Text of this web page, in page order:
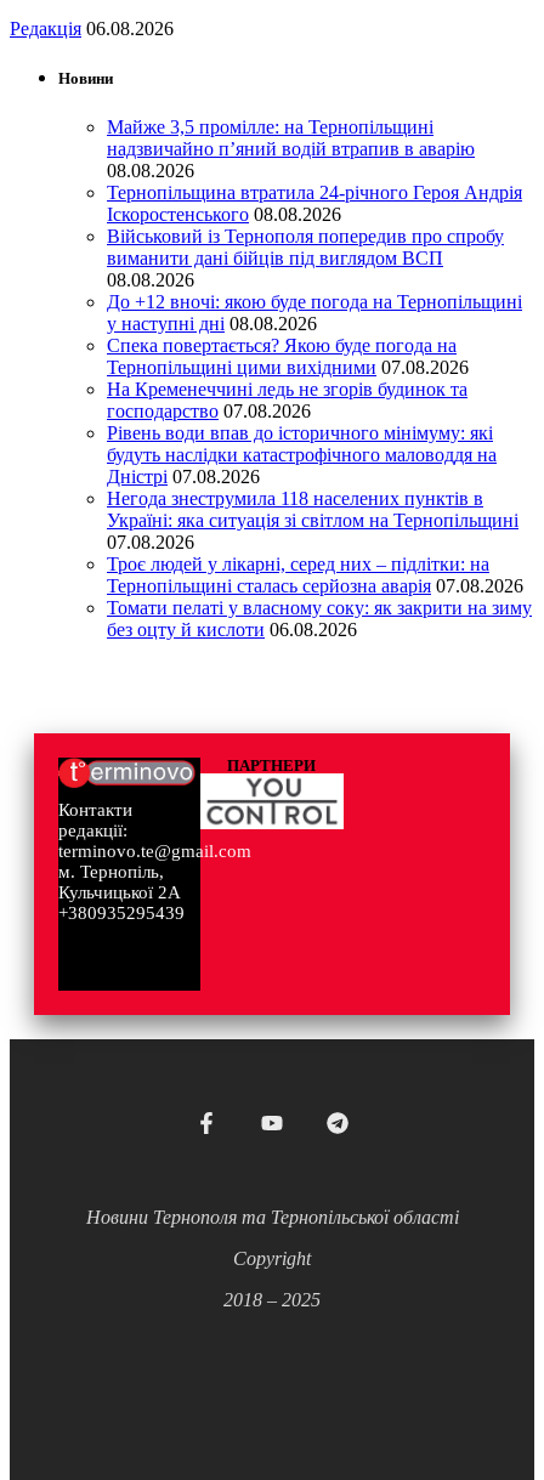
Редакція 06.08.2026
Новини
Майже 3,5 промілле: на Тернопільщині
надзвичайно п’яний водій втрапив в аварію
08.08.2026
Тернопільщина втратила 24-річного Героя Андрія
Іскоростенського 08.08.2026
Військовий із Тернополя попередив про спробу
виманити дані бійців під виглядом ВСП
08.08.2026
До +12 вночі: якою буде погода на Тернопільщині
у наступні дні 08.08.2026
Спека повертається? Якою буде погода на
Тернопільщині цими вихідними 07.08.2026
На Кременеччині ледь не згорів будинок та
господарство 07.08.2026
Рівень води впав до історичного мінімуму: які
будуть наслідки катастрофічного маловоддя на
Дністрі 07.08.2026
Негода знеструмила 118 населених пунктів в
Україні: яка ситуація зі світлом на Тернопільщині
07.08.2026
Троє людей у лікарні, серед них – підлітки: на
Тернопільщині сталась серйозна аварія 07.08.2026
Томати пелаті у власному соку: як закрити на зиму
без оцту й кислоти 06.08.2026
Контакти
редакції:
terminovo.te@gmail.com
м. Тернопіль,
Кульчицької 2А
+380935295439
ПАРТНЕРИ
Новини Тернополя та Тернопільської області
Copyright
2018 – 2025